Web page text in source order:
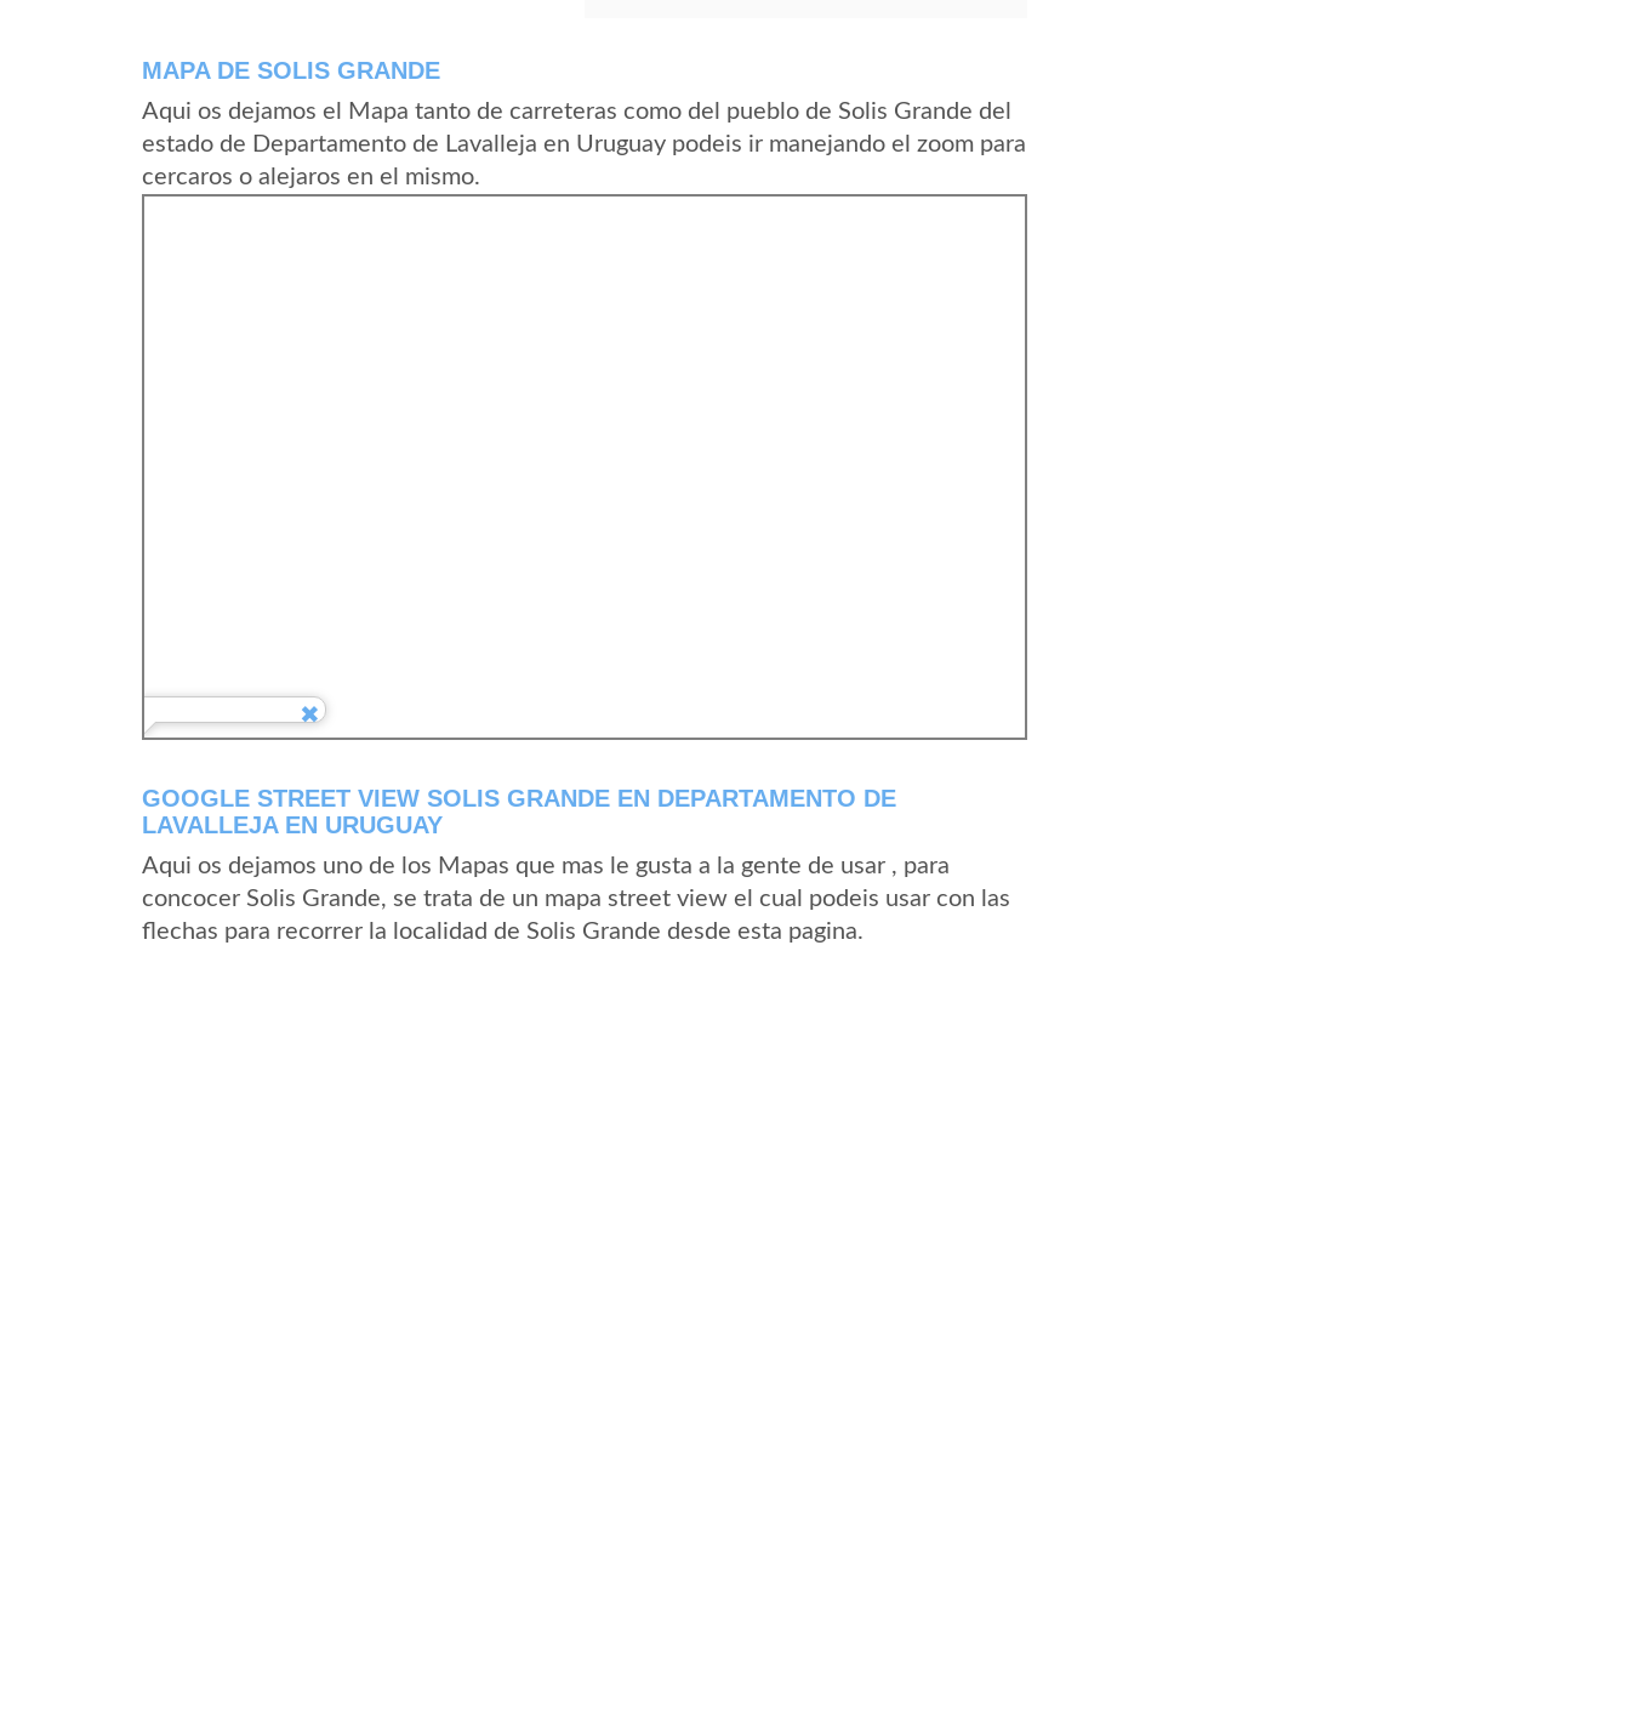
MAPA DE SOLIS GRANDE
Aqui os dejamos el Mapa tanto de carreteras como del pueblo de Solis Grande del
estado de Departamento de Lavalleja en Uruguay podeis ir manejando el zoom para
cercaros o alejaros en el mismo.
GOOGLE STREET VIEW SOLIS GRANDE EN DEPARTAMENTO DE
LAVALLEJA EN URUGUAY
Aqui os dejamos uno de los Mapas que mas le gusta a la gente de usar , para
concocer Solis Grande, se trata de un mapa street view el cual podeis usar con las
flechas para recorrer la localidad de Solis Grande desde esta pagina.